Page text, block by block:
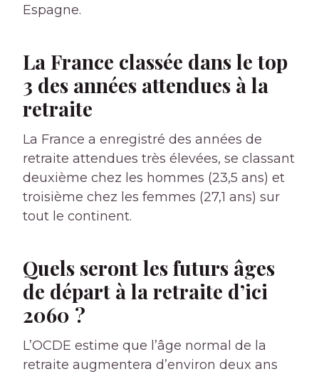
Espagne.
La France classée dans le top
3 des années attendues à la
retraite
La France a enregistré des années de
retraite attendues très élevées, se classant
deuxième chez les hommes (23,5 ans) et
troisième chez les femmes (27,1 ans) sur
tout le continent.
Quels seront les futurs âges
de départ à la retraite d’ici
2060 ?
L’OCDE estime que l’âge normal de la
retraite augmentera d’environ deux ans